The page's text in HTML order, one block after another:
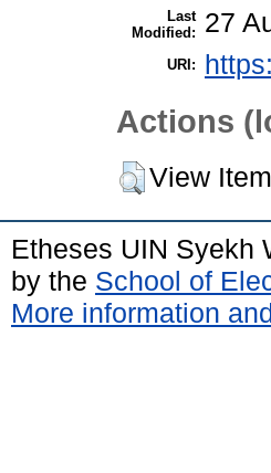
Last
Modified:
27
URI:
Actions
View Item
Etheses UIN Syekh
by the School of
More information